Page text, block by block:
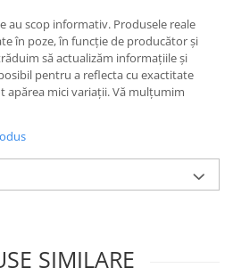
au scop informativ. Produsele reale
în poze, în funcție de producător și
să actualizăm informațiile și
pentru a reflecta cu exactitate
apărea mici variații. Vă mulțumim
SIMILARE